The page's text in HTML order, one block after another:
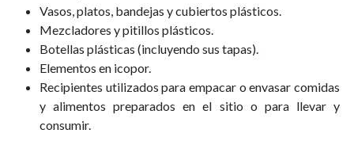
Vasos, platos, bandejas y cubiertos plásticos.
Mezcladores y pitillos plásticos.
Botellas plásticas (incluyendo sus tapas).
Elementos en icopor.
Recipientes utilizados para empacar o envasar comidas
y alimentos preparados en el sitio o para llevar y
consumir.